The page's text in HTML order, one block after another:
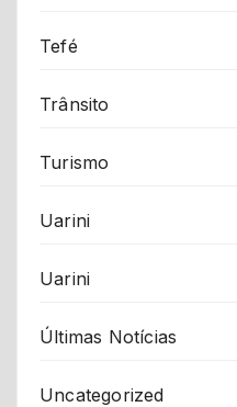
Tefé
Trânsito
Turismo
Uarini
Uarini
Últimas Notícias
Uncategorized